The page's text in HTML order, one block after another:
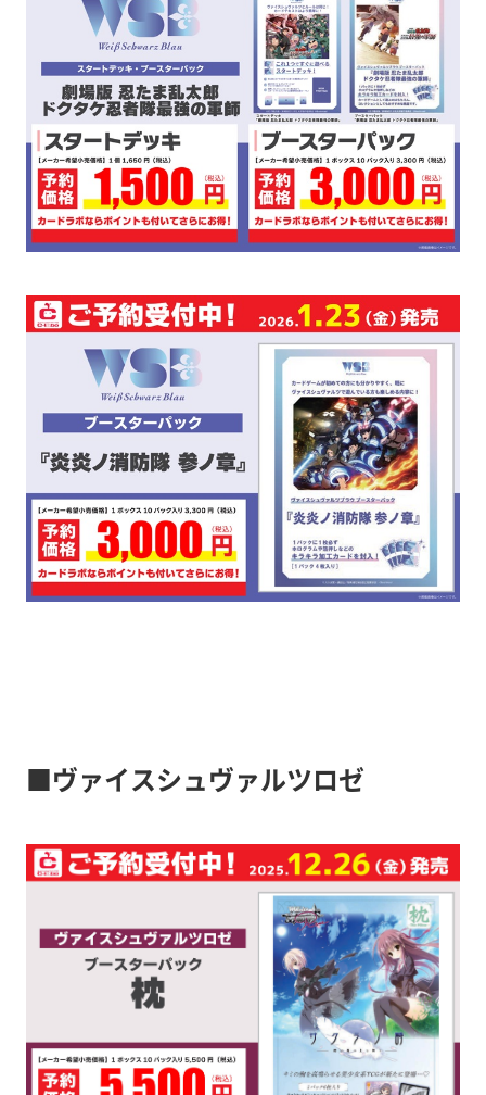
■ヴァイスシュヴァルツロゼ